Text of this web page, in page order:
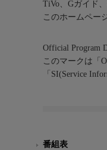
TiVo、Gガイド
このホームペー
Official Program
このマークは「
「SI(Service
番組表